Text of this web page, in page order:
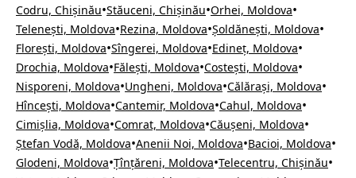
Codru, Chișinău•Stăuceni, Chișinău•Orhei, Moldova•
Telenești, Moldova•Rezina, Moldova•Șoldănești, Moldova•
Florești, Moldova•Sîngerei, Moldova•Edineț, Moldova•
Drochia, Moldova•Fălești, Moldova•Costești, Moldova•
Nisporeni, Moldova•Ungheni, Moldova•Călărași, Moldova•
Hîncești, Moldova•Cantemir, Moldova•Cahul, Moldova•
Cimișlia, Moldova•Comrat, Moldova•Căușeni, Moldova•
Ștefan Vodă, Moldova•Anenii Noi, Moldova•Bacioi, Moldova•
Glodeni, Moldova•Țînțăreni, Moldova•Telecentru, Chișinău•